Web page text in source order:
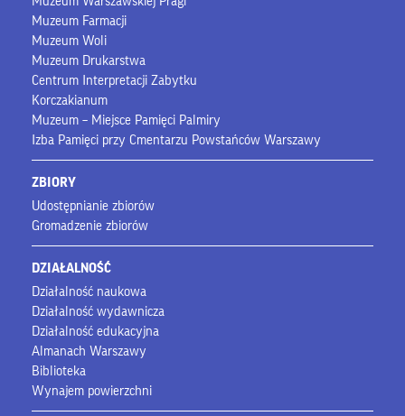
Muzeum Farmacji
Muzeum Woli
Muzeum Drukarstwa
Centrum Interpretacji Zabytku
Korczakianum
Muzeum – Miejsce Pamięci Palmiry
Izba Pamięci przy Cmentarzu Powstańców Warszawy
ZBIORY
Udostępnianie zbiorów
Gromadzenie zbiorów
DZIAŁALNOŚĆ
Działalność naukowa
Działalność wydawnicza
Działalność edukacyjna
Almanach Warszawy
Biblioteka
Wynajem powierzchni